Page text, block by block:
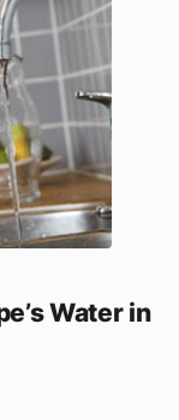
Water in